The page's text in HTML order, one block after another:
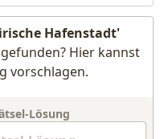
Hafenstadt'
Hier kannst
vorschlagen.
Lösung